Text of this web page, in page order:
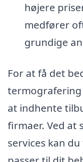
højere
medfører
grundige
For at få det
termografering
at indhente
firmaer. Ved at
services kan